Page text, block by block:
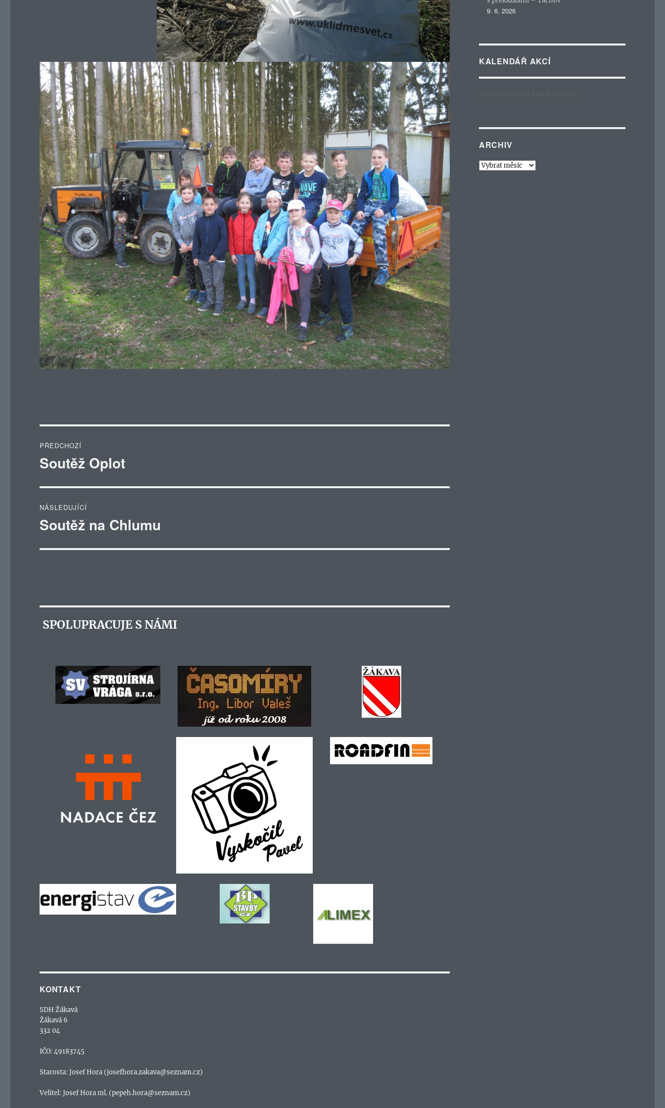
pro
PŘEDCHOZÍ
Předchozí
Soutěž Oplot
NÁSLEDUJÍCÍ
Následující
Soutěž na Chlumu
SPOLUPRACUJE S NÁMI
KONTAKT
SDH Žákavá
Žákavá 6
332 04
IČO: 49183745
Starosta: Josef Hora (josefhora.zakava@seznam.cz)
Velitel: Josef Hora ml. (pepeh.hora@seznam.cz)
9. 6. 2026
KALENDÁŘ AKCÍ
ARCHIV
Archiv